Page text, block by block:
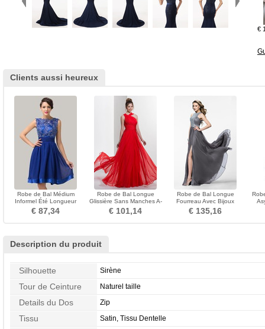
€
Clients aussi heureux
Robe de Bal Médium
Informel Été Longueur
Genou Milieu dos A-ligne
€ 87,34
Robe de Bal Longue
Glissière Sans Manches A-
ligne Naturel taille
€ 101,14
Robe de Bal Longue
Fourreau Avec Bijoux
Naturel taille Col ras du Cou
€ 135,16
Description du produit
Silhouette Sirène
Tour de Ceinture Naturel taille
Details du Dos Zip
Tissu Satin, Tissu Dentelle